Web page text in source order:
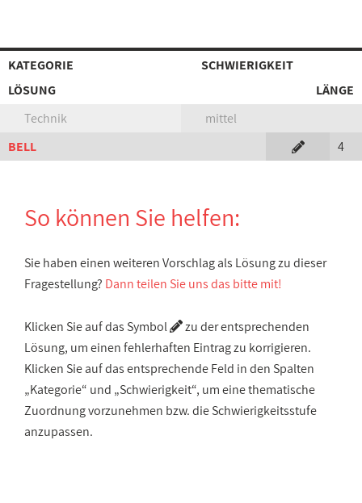
KATEGORIE
SCHWIERIGKEIT
LÖSUNG
LÄNGE
Technik
mittel
BELL
4
So können Sie helfen:
Sie haben einen weiteren Vorschlag als Lösung zu dieser
Fragestellung? Dann teilen Sie uns das bitte mit!
Klicken Sie auf das Symbol
zu der entsprechenden
Lösung, um einen fehlerhaften Eintrag zu korrigieren.
Klicken Sie auf das entsprechende Feld in den Spalten
„Kategorie“ und „Schwierigkeit“, um eine thematische
Zuordnung vorzunehmen bzw. die Schwierigkeitsstufe
anzupassen.